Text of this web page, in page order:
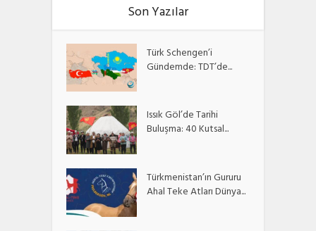
Son Yazılar
Türk Schengen’i
Gündemde: TDT’de...
Issık Göl’de Tarihi
Buluşma: 40 Kutsal...
Türkmenistan’ın Gururu
Ahal Teke Atları Dünya...